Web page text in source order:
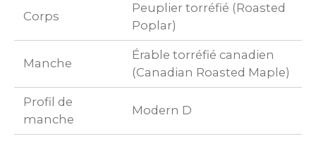
Corps
Peuplier torréfié (Roasted
Poplar)
Manche
Érable torréfié canadien
(Canadian Roasted Maple)
Profil de
manche
Modern D